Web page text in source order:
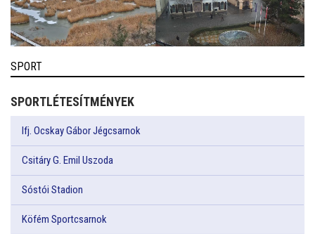
SPORT
SPORTLÉTESÍTMÉNYEK
Ifj. Ocskay Gábor Jégcsarnok
Csitáry G. Emil Uszoda
Sóstói Stadion
Köfém Sportcsarnok